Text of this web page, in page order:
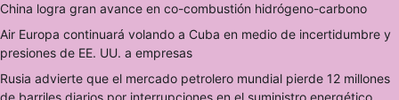
China logra gran avance en co-combustión hidrógeno-carbono
Air Europa continuará volando a Cuba en medio de incertidumbre y
presiones de EE. UU. a empresas
Rusia advierte que el mercado petrolero mundial pierde 12 millones